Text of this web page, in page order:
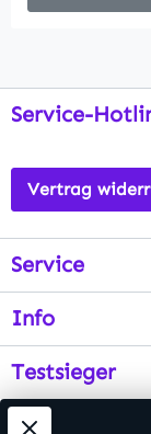
Service-
Vertrag
Service
Info
Testsieger